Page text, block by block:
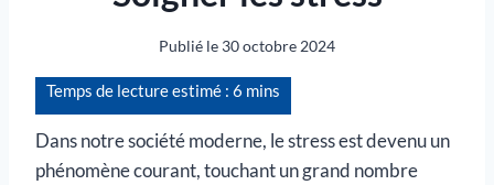
Publié le 30 octobre 2024
Dans notre société moderne, le stress est devenu un
phénomène courant, touchant un grand nombre